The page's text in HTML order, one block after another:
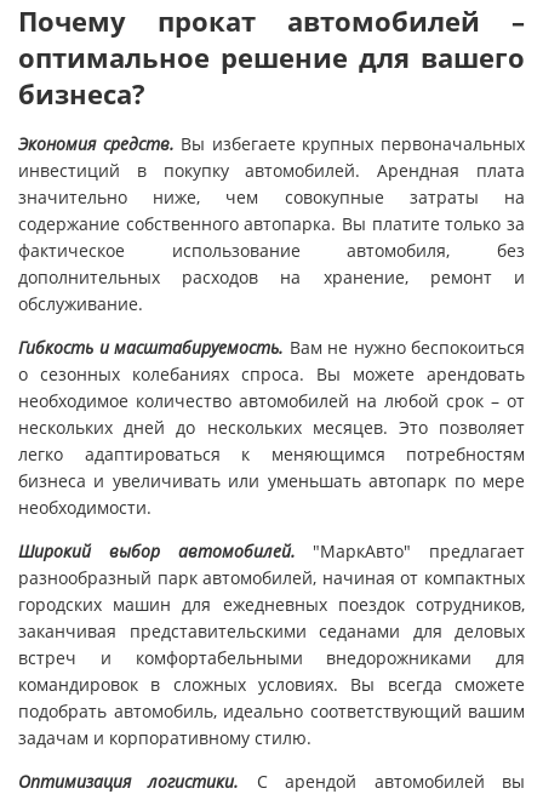
Почему прокат автомобилей –
оптимальное решение для вашего
бизнеса?
Экономия средств. Вы избегаете крупных первоначальных
инвестиций в покупку автомобилей. Арендная плата
значительно ниже, чем совокупные затраты на
содержание собственного автопарка. Вы платите только за
фактическое использование автомобиля, без
дополнительных расходов на хранение, ремонт и
обслуживание.
Гибкость и масштабируемость. Вам не нужно беспокоиться
о сезонных колебаниях спроса. Вы можете арендовать
необходимое количество автомобилей на любой срок – от
нескольких дней до нескольких месяцев. Это позволяет
легко адаптироваться к меняющимся потребностям
бизнеса и увеличивать или уменьшать автопарк по мере
необходимости.
Широкий выбор автомобилей. "МаркАвто" предлагает
разнообразный парк автомобилей, начиная от компактных
городских машин для ежедневных поездок сотрудников,
заканчивая представительскими седанами для деловых
встреч и комфортабельными внедорожниками для
командировок в сложных условиях. Вы всегда сможете
подобрать автомобиль, идеально соответствующий вашим
задачам и корпоративному стилю.
Оптимизация логистики. С арендой автомобилей вы